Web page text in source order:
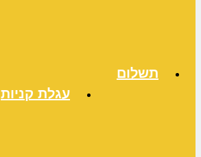
תשלום
עגלת קניות